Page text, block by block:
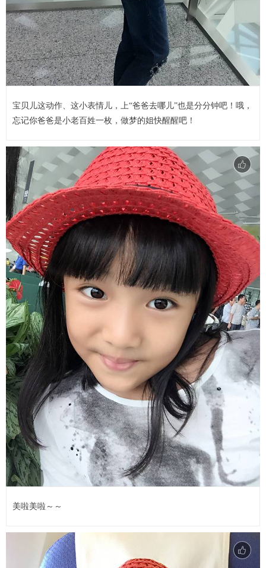
宝贝儿这动作、这小表情儿，上“爸爸去哪儿”也是分分钟吧！哦，
忘记你爸爸是小老百姓一枚，做梦的姐快醒醒吧！
美啦美啦～～